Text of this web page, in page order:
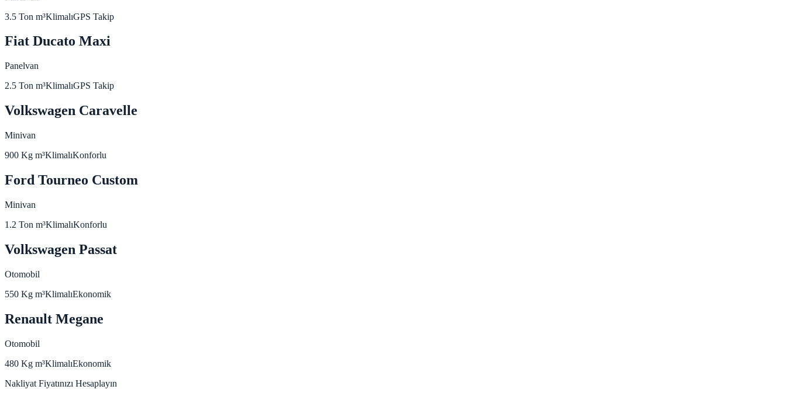
3.5 Ton m³KlimalıGPS Takip
Fiat Ducato Maxi
Panelvan
2.5 Ton m³KlimalıGPS Takip
Volkswagen Caravelle
Minivan
900 Kg m³KlimalıKonforlu
Ford Tourneo Custom
Minivan
1.2 Ton m³KlimalıKonforlu
Volkswagen Passat
Otomobil
550 Kg m³KlimalıEkonomik
Renault Megane
Otomobil
480 Kg m³KlimalıEkonomik
Nakliyat Fiyatınızı Hesaplayın